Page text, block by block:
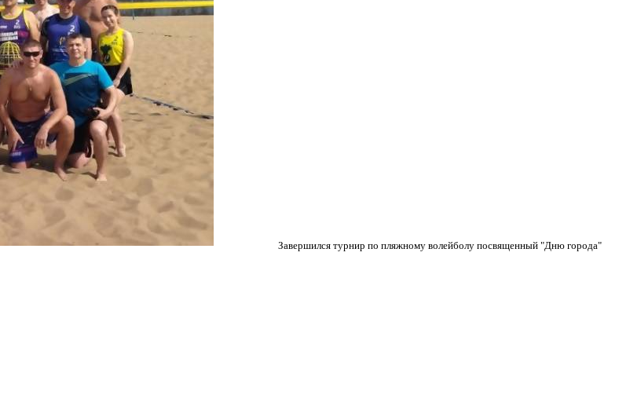
Завершился турнир по пляжному волейболу посвященный "Дню города"